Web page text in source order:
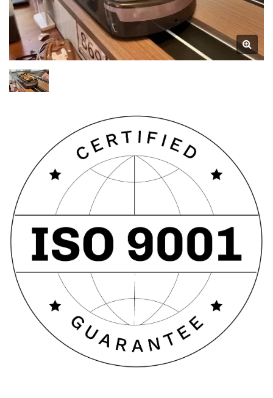
Jedzenie (Pociąg
Ekspresowy) Przy
Jednoczesnym
Wprowadzeniu Nowych
Funkcji. Wprowadzono
Optymalizacje W Przestrzeni
Pojazdu, Co Umożliwia
Łatwiejsze Umieszczanie
Posiłków. Wprowadzenie
'Dwukierunkowego Projektu
Odbioru' Poprawia
Doświadczenie Kulinarne,
Ponieważ Lampki
Wskaźnikowe Po Obu
Stronach Pojazdu Świecą W